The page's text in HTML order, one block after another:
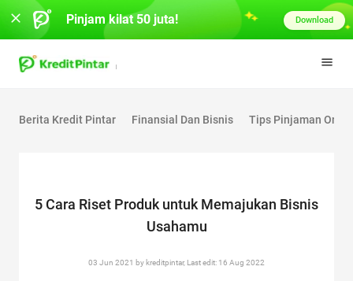
Berita Kredit Pintar Finansial Dan Bisnis Tips Pinjaman
5 Cara Riset Produk untuk Memajukan Bisnis
Usahamu
03 Jun 2021 by kreditpintar, Last edit: 16 Aug 2022
Pinjam kilat 50 juta! Download